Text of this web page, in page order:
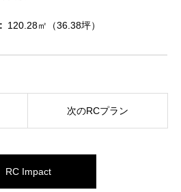
120.28㎡（36.38坪）
次のRCプラン
RC Impact